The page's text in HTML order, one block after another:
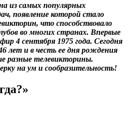
из самых популярных
появление которой стало
что способствовало
во многих странах. Впервые
4 сентября 1975 года. Сегодня
лет и в честь ее дня рождения
разные телевикторины.
на ум и сообразительность!